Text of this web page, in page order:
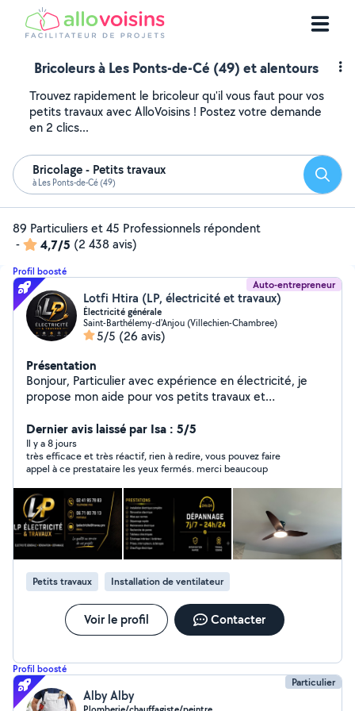
Bricoleurs à Les Ponts-de-Cé (49) et alentours
Trouvez rapidement le bricoleur qu'il vous faut pour vos
petits travaux avec AlloVoisins ! Postez votre demande
en 2 clics...
Bricolage - Petits travaux
à Les Ponts-de-Cé (49)
89 Particuliers et 45 Professionnels répondent
-
4,7/5 (2 438 avis)
Profil boosté
Auto-entrepreneur
Lotfi Htira (LP, électricité et travaux)
Électricité générale
Saint-Barthélemy-d'Anjou (Villechien-Chambree)
5/5 (26 avis)
Présentation
Bonjour, Particulier avec expérience en électricité, je
propose mon aide pour vos petits travaux et
Luminaires Petites pannes Remplacements simples
Dépannage 24/24 Travail sérieux et soigné. Disponible
rapidement. N'hésitez pas à me contacter.
Dernier avis laissé par Isa : 5/5
Il y a 8 jours
très efficace et très réactif, rien à redire, vous pouvez faire
appel à ce prestataire les yeux fermés. merci beaucoup
Petits travaux Installation de ventilateur
Voir le profil Contacter
Profil boosté
Particulier
Alby Alby